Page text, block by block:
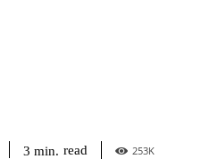
3 min. read 253K